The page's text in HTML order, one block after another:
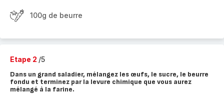
100g de beurre
Etape 2 /5
Dans un grand saladier, mélangez les œufs, le sucre, le beurre
fondu et terminez par la levure chimique que vous aurez
mélangé à la farine.